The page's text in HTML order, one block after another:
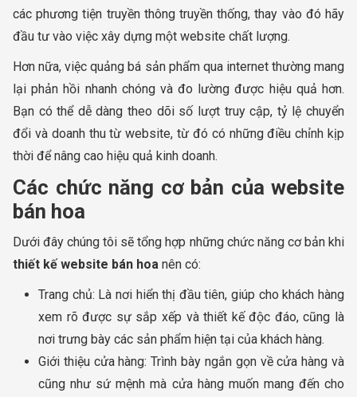
các phương tiện truyền thông truyền thống, thay vào đó hãy
đầu tư vào việc xây dựng một website chất lượng.
Hơn nữa, việc quảng bá sản phẩm qua internet thường mang
lại phản hồi nhanh chóng và đo lường được hiệu quả hơn.
Bạn có thể dễ dàng theo dõi số lượt truy cập, tỷ lệ chuyển
đổi và doanh thu từ website, từ đó có những điều chỉnh kịp
thời để nâng cao hiệu quả kinh doanh.
Các chức năng cơ bản của website
bán hoa
Dưới đây chúng tôi sẽ tổng hợp những chức năng cơ bản khi
thiết kế website bán hoa nên có:
Trang chủ: Là nơi hiển thị đầu tiên, giúp cho khách hàng
xem rõ được sự sắp xếp và thiết kế độc đáo, cũng là
nơi trưng bày các sản phẩm hiện tại của khách hàng.
Giới thiệu cửa hàng: Trình bày ngắn gọn về cửa hàng và
cũng như sứ mệnh mà cửa hàng muốn mang đến cho